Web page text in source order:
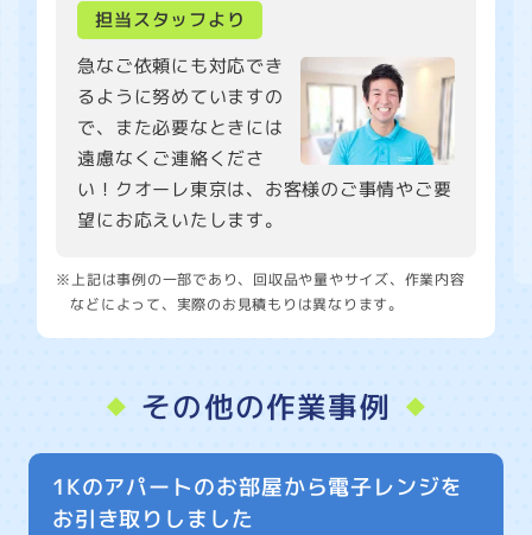
担当スタッフより
急なご依頼にも対応でき
るように努めていますの
で、また必要なときには
遠慮なくご連絡くださ
い！クオーレ東京は、お客様のご事情やご要
望にお応えいたします。
※上記は事例の一部であり、回収品や量やサイズ、作業内容
などによって、実際のお見積もりは異なります。
その他の作業事例
1Kのアパートのお部屋から電子レンジを
お引き取りしました